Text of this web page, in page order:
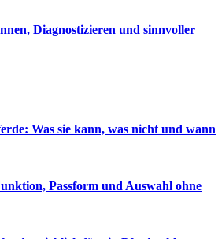
Diagnostizieren und sinnvoller
Was sie kann, was nicht und wann
Passform und Auswahl ohne